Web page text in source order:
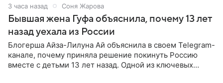
3 часа назад Соня Жарова
Бывшая жена Гуфа объяснила, почему 13 лет
назад уехала из России
Блогерша Айза-Лилуна Ай объяснила в своем Telegram-
канале, почему приняла решение покинуть Россию
вместе с детьми 13 лет назад. Одной из ключевых